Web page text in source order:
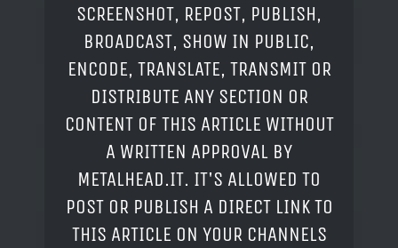
SCREENSHOT, REPOST, PUBLISH,
BROADCAST, SHOW IN PUBLIC,
ENCODE, TRANSLATE, TRANSMIT OR
DISTRIBUTE ANY SECTION OR
CONTENT OF THIS ARTICLE WITHOUT
A WRITTEN APPROVAL BY
METALHEAD.IT. IT'S ALLOWED TO
POST OR PUBLISH A DIRECT LINK TO
THIS ARTICLE ON YOUR CHANNELS